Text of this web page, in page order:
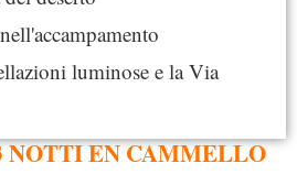
luminose e la Via
EN CAMMELLO